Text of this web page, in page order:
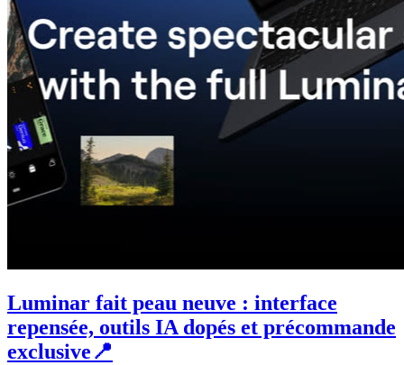
Luminar fait peau neuve : interface
repensée, outils IA dopés et précommande
exclusive📍